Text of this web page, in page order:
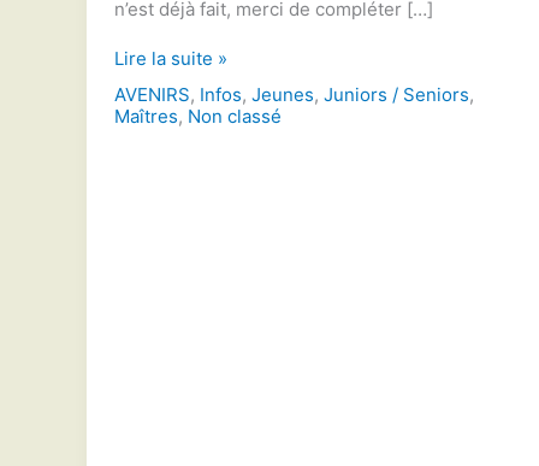
n’est déjà fait, merci de compléter […]
Lancement
la
saison
Lire la suite »
AVENIRS, Infos, Jeunes, Juniors / Seniors,
Maîtres, Non classé